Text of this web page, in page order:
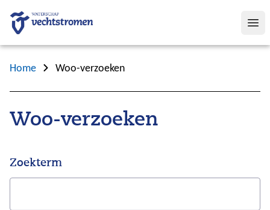
Home Woo-verzoeken
Woo-verzoeken
Zoekterm